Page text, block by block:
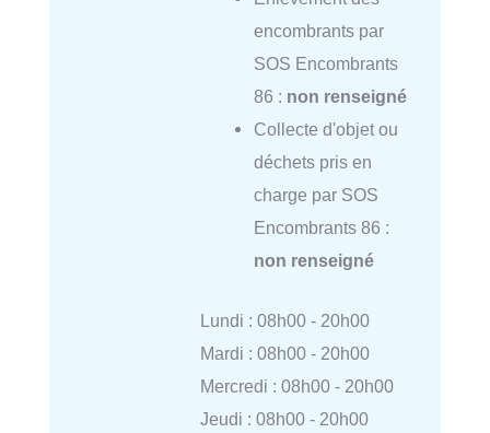
encombrants par
SOS Encombrants
86 : non renseigné
Collecte d'objet ou
déchets pris en
charge par SOS
Encombrants 86 :
non renseigné
Lundi : 08h00 - 20h00
Mardi : 08h00 - 20h00
Mercredi : 08h00 - 20h00
Jeudi : 08h00 - 20h00